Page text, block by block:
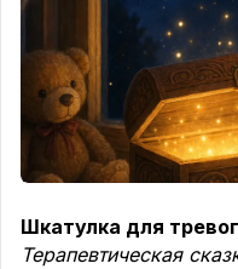
Шкатулка для тревог
Терапевтическая